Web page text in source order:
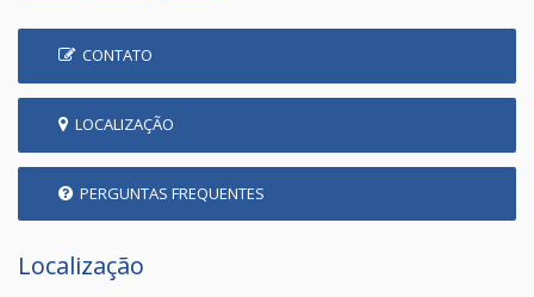
CONTATO
LOCALIZAÇÃO
PERGUNTAS FREQUENTES
Localização